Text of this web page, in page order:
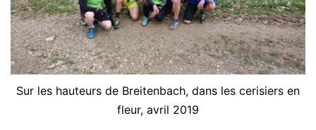
Sur les hauteurs de Breitenbach, dans les cerisiers en
fleur, avril 2019